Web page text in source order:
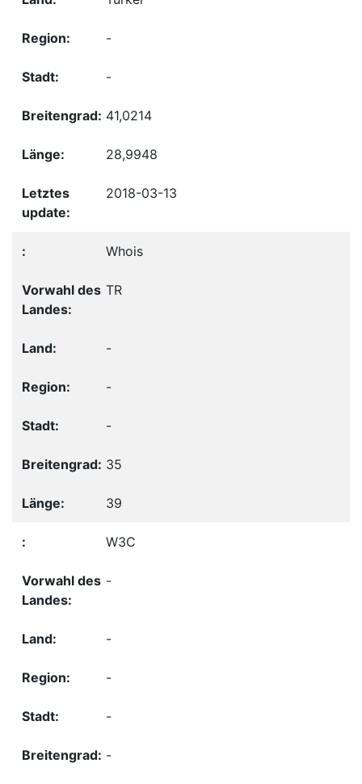
-
-
41,0214
28,9948
2018-03-13
Whois
TR
-
-
-
35
39
W3C
-
-
-
-
-